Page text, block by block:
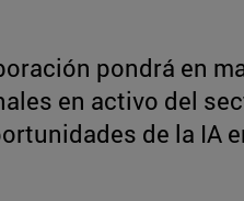
pondrá en
en activo del
de la IA